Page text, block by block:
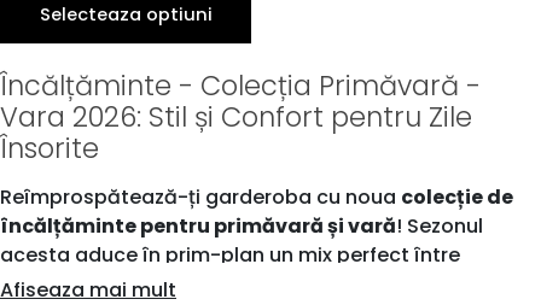
Selecteaza optiuni
Încălțăminte - Colecția Primăvară -
Vara 2026: Stil și Confort pentru Zile
Însorite
Reîmprospătează-ți garderoba cu noua colecție de
încălțăminte pentru primăvară și vară! Sezonul
acesta aduce în prim-plan un mix perfect între
confortul absolut și tendințele moderne de design. Fie
Afiseaza mai mult